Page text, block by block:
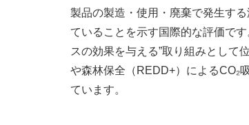
製品の製造・使用・廃棄で発生す
ていることを示す国際的な評価で
スの効果を与える”取り組みとして
や森林保全（REDD+）によるCO₂
ています。